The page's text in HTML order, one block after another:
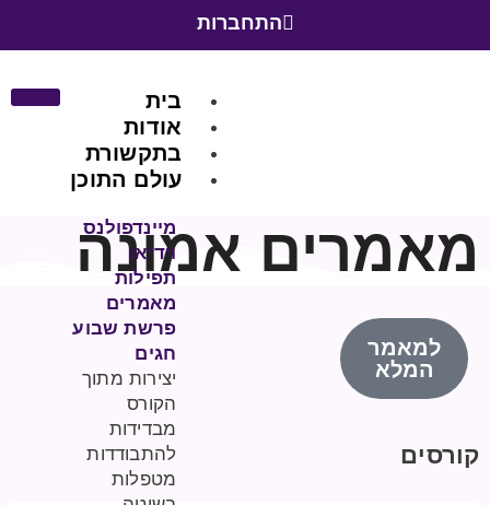
התחברות
בית
אודות
בתקשורת
עולם התוכן
מיינדפולנס
וידיאו
תפילות
מאמרים
פרשת שבוע
חגים
יצירות מתוך
הקורס
מבדידות
להתבודדות
מטפלות
מאמרים אמונה
למאמר
המלא
קורסים